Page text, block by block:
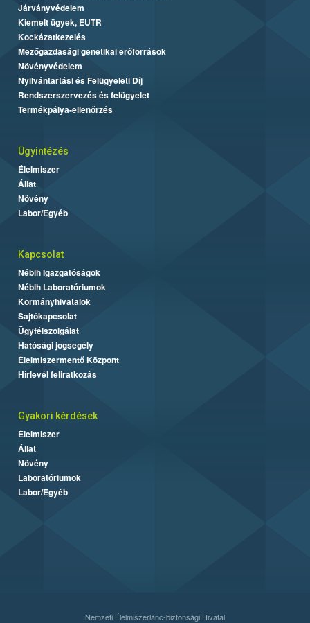
Járványvédelem
Kiemelt ügyek, EUTR
Kockázatkezelés
Mezőgazdasági genetikai erőforrások
Növényvédelem
Nyilvántartási és Felügyeleti Díj
Rendszerszervezés és felügyelet
Termékpálya-ellenőrzés
Ügyintézés
Élelmiszer
Állat
Növény
Labor/Egyéb
Kapcsolat
Nébih Igazgatóságok
Nébih Laboratóriumok
Kormányhivatalok
Sajtókapcsolat
Ügyfélszolgálat
Hatósági jogsegély
Élelmiszermentő Központ
Hírlevél feliratkozás
Gyakori kérdések
Élelmiszer
Állat
Növény
Laboratóriumok
Labor/Egyéb
Nemzeti Élelmiszerlánc-biztonsági Hivatal